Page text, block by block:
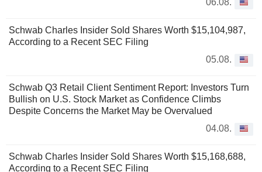
Schwab Charles Insider Sold Shares Worth $15,104,987,
According to a Recent SEC Filing
05.08.
Schwab Q3 Retail Client Sentiment Report: Investors Turn
Bullish on U.S. Stock Market as Confidence Climbs
Despite Concerns the Market May be Overvalued
04.08.
Schwab Charles Insider Sold Shares Worth $15,168,688,
According to a Recent SEC Filing